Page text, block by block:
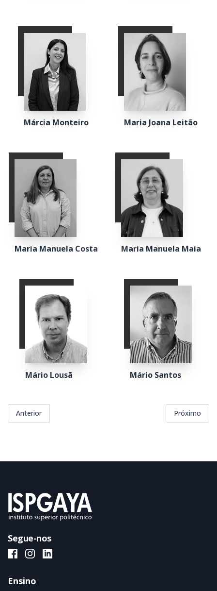
Márcia Monteiro Maria Joana Leitão
Maria Manuela Costa Maria Manuela Maia
Mário Lousã Mário Santos
Anterior Próximo
Segue-nos
ISPGAYA Facebook
ISPGAYA Instagram
ISPGAYA LinkedIn
Ensino